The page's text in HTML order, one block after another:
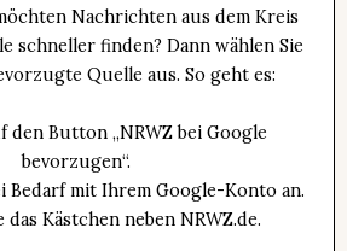
Nachrichten aus dem Kreis
schneller finden? Dann wählen Sie
Quelle aus. So geht es:
den Button „NRWZ bei Google
bevorzugen“.
Bedarf mit Ihrem Google-Konto an.
das Kästchen neben NRWZ.de.